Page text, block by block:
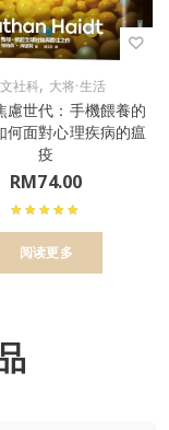
社科, 大将·生活
慮世代：手機餵養的
何面對心理疾病的瘟
疫
RM74.00
阅读更多